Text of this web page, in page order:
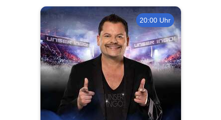
20:00 Uhr